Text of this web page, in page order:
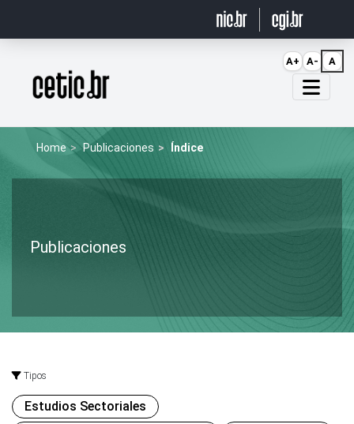
Página inicial
Home Publicaciones Índice
Publicaciones
Tipos
Estudios Sectoriales
A+ A- A